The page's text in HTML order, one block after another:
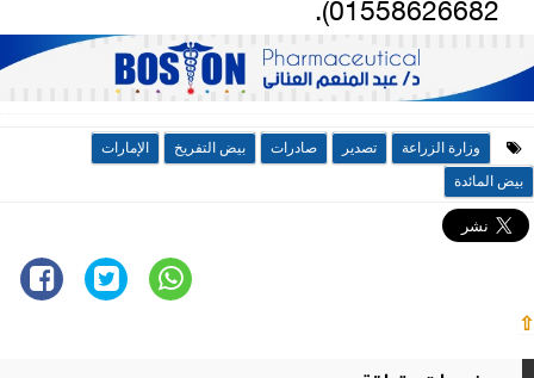
وزارة الزراعة تصدير صادرات بيض التفريخ
الإمارات
بيض المائدة
⇧